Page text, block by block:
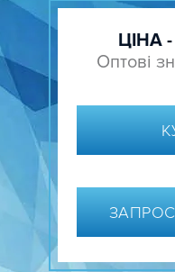
ЦІНА
Оптові